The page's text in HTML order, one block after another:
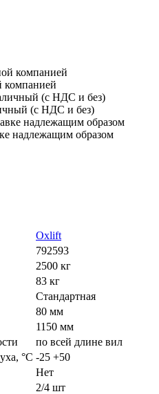
компанией
(с НДС и без)
надлежащим образом
Oxlift
792593
2500 кг
83 кг
Стандартная
80 мм
1150 мм
по всей длине вил
°С -25 +50
Нет
2/4 шт